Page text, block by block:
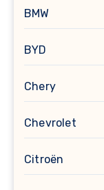
BMW
BYD
Chery
Chevrolet
Citroën